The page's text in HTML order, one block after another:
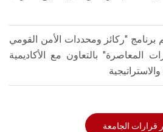
"ركائز ومحددات الأمن القومي
المعاصرة" بالتعاون مع الأكاديمية
قرارات الجامعة